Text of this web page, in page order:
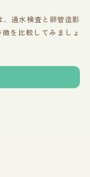
通水検査と卵管造影
を比較してみましょ